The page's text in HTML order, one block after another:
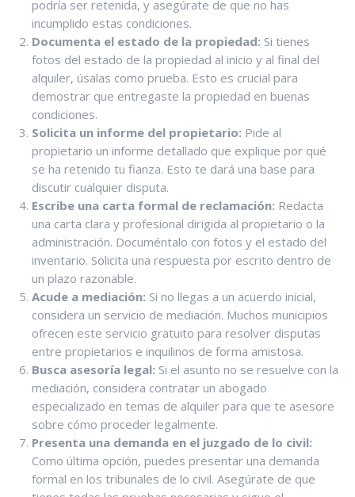
podría ser retenida, y asegúrate de que no has
incumplido estas condiciones.
Documenta el estado de la propiedad: Si tienes
fotos del estado de la propiedad al inicio y al final del
alquiler, úsalas como prueba. Esto es crucial para
demostrar que entregaste la propiedad en buenas
condiciones.
Solicita un informe del propietario: Pide al
propietario un informe detallado que explique por qué
se ha retenido tu fianza. Esto te dará una base para
discutir cualquier disputa.
Escribe una carta formal de reclamación: Redacta
una carta clara y profesional dirigida al propietario o la
administración. Documéntalo con fotos y el estado del
inventario. Solicita una respuesta por escrito dentro de
un plazo razonable.
Acude a mediación: Si no llegas a un acuerdo inicial,
considera un servicio de mediación. Muchos municipios
ofrecen este servicio gratuito para resolver disputas
entre propietarios e inquilinos de forma amistosa.
Busca asesoría legal: Si el asunto no se resuelve con la
mediación, considera contratar un abogado
especializado en temas de alquiler para que te asesore
sobre cómo proceder legalmente.
Presenta una demanda en el juzgado de lo civil:
Como última opción, puedes presentar una demanda
formal en los tribunales de lo civil. Asegúrate de que